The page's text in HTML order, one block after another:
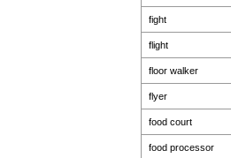
fight
flight
floor walker
flyer
food court
food processor